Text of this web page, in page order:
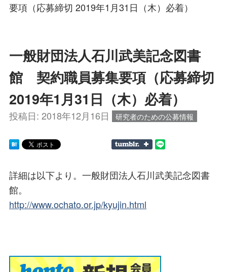
要項（応募締切 2019年1月31日（木）必着）
一般財団法人石川武美記念図書
館 契約職員募集要項（応募締切
2019年1月31日（木）必着）
投稿日: 2018年12月16日 研究者のための公募情報
詳細は以下より。一般財団法人石川武美記念図書
館。
http://www.ochato.or.jp/kyujin.html